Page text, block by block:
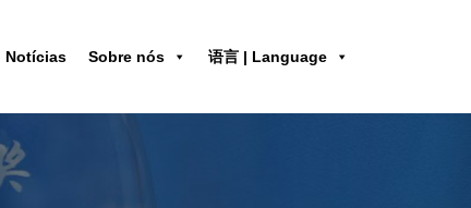
Notícias Sobre nós 语言 | Language